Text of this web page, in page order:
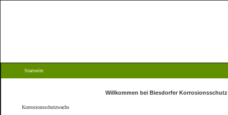
Startseite
Korrosionsschutzwachs
Willkommen bei Biesdorfer